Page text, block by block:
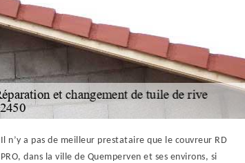
Il n’y a pas de meilleur prestataire que le couvreur RD
PRO, dans la ville de Quemperven et ses environs, si